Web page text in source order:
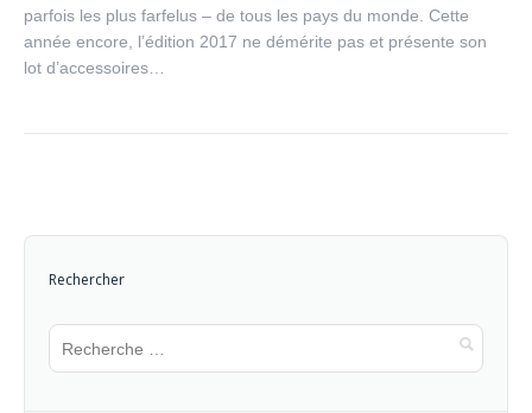
parfois les plus farfelus – de tous les pays du monde. Cette
année encore, l’édition 2017 ne démérite pas et présente son
lot d’accessoires…
Rechercher